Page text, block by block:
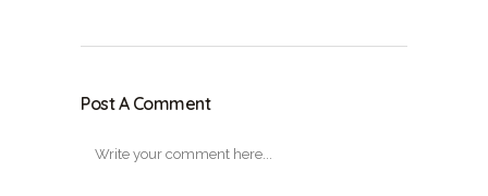
Post A Comment